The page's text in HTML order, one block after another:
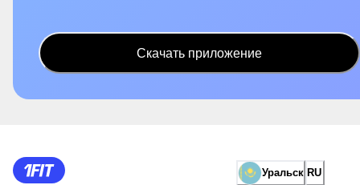
Скачать приложение
Уральск RU